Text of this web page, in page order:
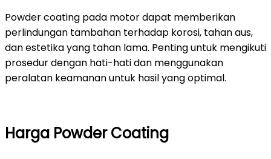
Powder coating pada motor dapat memberikan
perlindungan tambahan terhadap korosi, tahan aus,
dan estetika yang tahan lama. Penting untuk mengikuti
prosedur dengan hati-hati dan menggunakan
peralatan keamanan untuk hasil yang optimal.
Harga Powder Coating